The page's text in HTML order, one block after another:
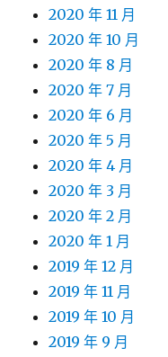
2020 年 11 月
2020 年 10 月
2020 年 8 月
2020 年 7 月
2020 年 6 月
2020 年 5 月
2020 年 4 月
2020 年 3 月
2020 年 2 月
2020 年 1 月
2019 年 12 月
2019 年 11 月
2019 年 10 月
2019 年 9 月